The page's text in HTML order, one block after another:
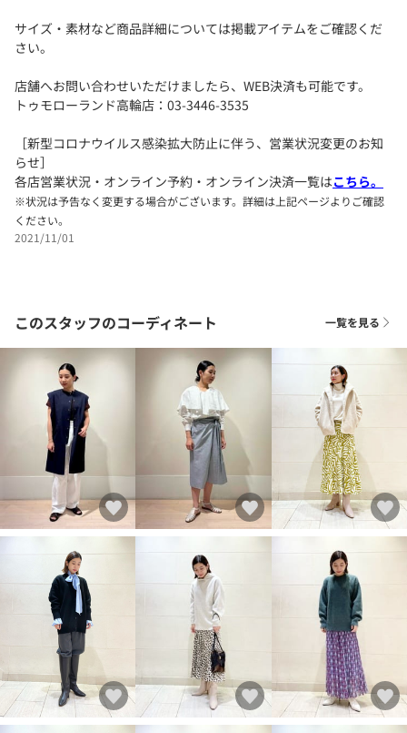
サイズ・素材など商品詳細については掲載アイテムをご確認くだ
さい。
店舗へお問い合わせいただけましたら、WEB決済も可能です。
トゥモローランド高輪店：03-3446-3535
［新型コロナウイルス感染拡大防止に伴う、営業状況変更のお知
らせ］
各店営業状況・オンライン予約・オンライン決済一覧はこちら。
※状況は予告なく変更する場合がございます。詳細は上記ページよりご確認
ください。
2021/11/01
このスタッフのコーディネート 一覧を見る